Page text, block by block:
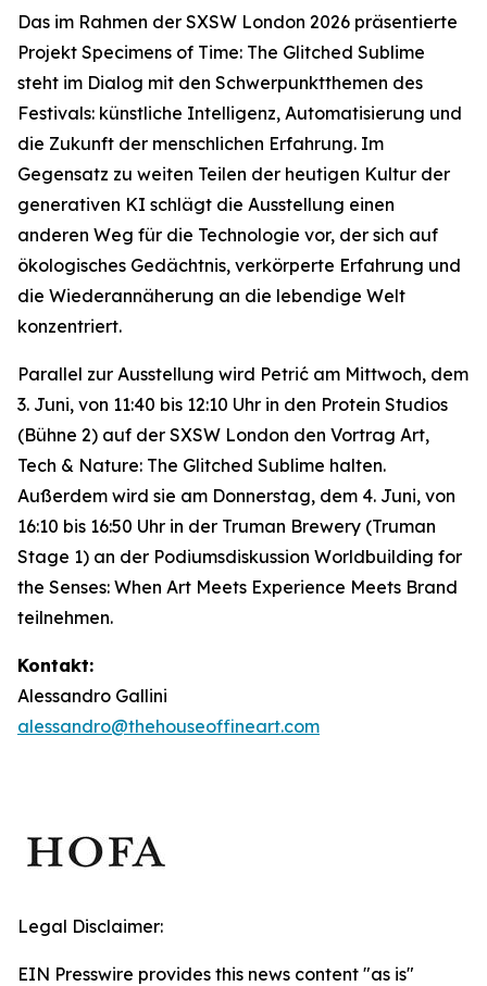
Das im Rahmen der SXSW London 2026 präsentierte
Projekt Specimens of Time: The Glitched Sublime
steht im Dialog mit den Schwerpunktthemen des
Festivals: künstliche Intelligenz, Automatisierung und
die Zukunft der menschlichen Erfahrung. Im
Gegensatz zu weiten Teilen der heutigen Kultur der
generativen KI schlägt die Ausstellung einen
anderen Weg für die Technologie vor, der sich auf
ökologisches Gedächtnis, verkörperte Erfahrung und
die Wiederannäherung an die lebendige Welt
konzentriert.
Parallel zur Ausstellung wird Petrić am Mittwoch, dem
3. Juni, von 11:40 bis 12:10 Uhr in den Protein Studios
(Bühne 2) auf der SXSW London den Vortrag Art,
Tech & Nature: The Glitched Sublime halten.
Außerdem wird sie am Donnerstag, dem 4. Juni, von
16:10 bis 16:50 Uhr in der Truman Brewery (Truman
Stage 1) an der Podiumsdiskussion Worldbuilding for
the Senses: When Art Meets Experience Meets Brand
teilnehmen.
Kontakt:
Alessandro Gallini
alessandro@thehouseoffineart.com
Legal Disclaimer:
EIN Presswire provides this news content "as is"